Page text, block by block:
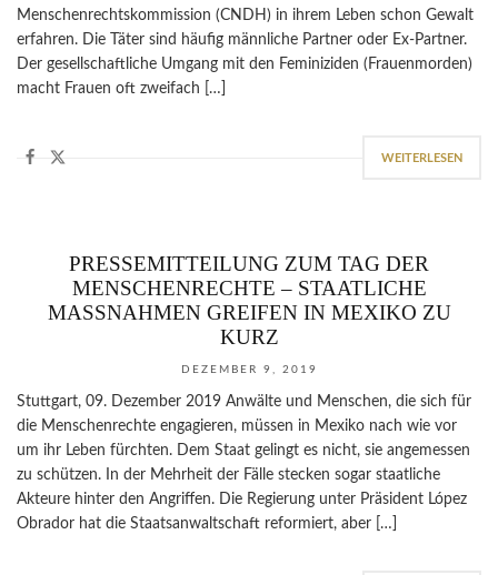
Menschenrechtskommission (CNDH) in ihrem Leben schon Gewalt
erfahren. Die Täter sind häufig männliche Partner oder Ex-Partner.
Der gesellschaftliche Umgang mit den Feminiziden (Frauenmorden)
macht Frauen oft zweifach […]
WEITERLESEN
PRESSEMITTEILUNG ZUM TAG DER
MENSCHENRECHTE – STAATLICHE
MASSNAHMEN GREIFEN IN MEXIKO ZU K
URZ
DEZEMBER 9, 2019
Stuttgart, 09. Dezember 2019 Anwälte und Menschen, die sich für
die Menschenrechte engagieren, müssen in Mexiko nach wie vor
um ihr Leben fürchten. Dem Staat gelingt es nicht, sie angemessen
zu schützen. In der Mehrheit der Fälle stecken sogar staatliche
Akteure hinter den Angriffen. Die Regierung unter Präsident López
Obrador hat die Staatsanwaltschaft reformiert, aber […]